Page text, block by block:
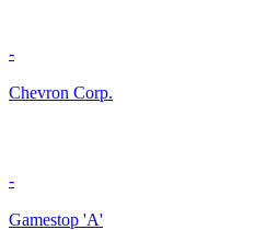
-
Chevron Corp.
-
Gamestop 'A'